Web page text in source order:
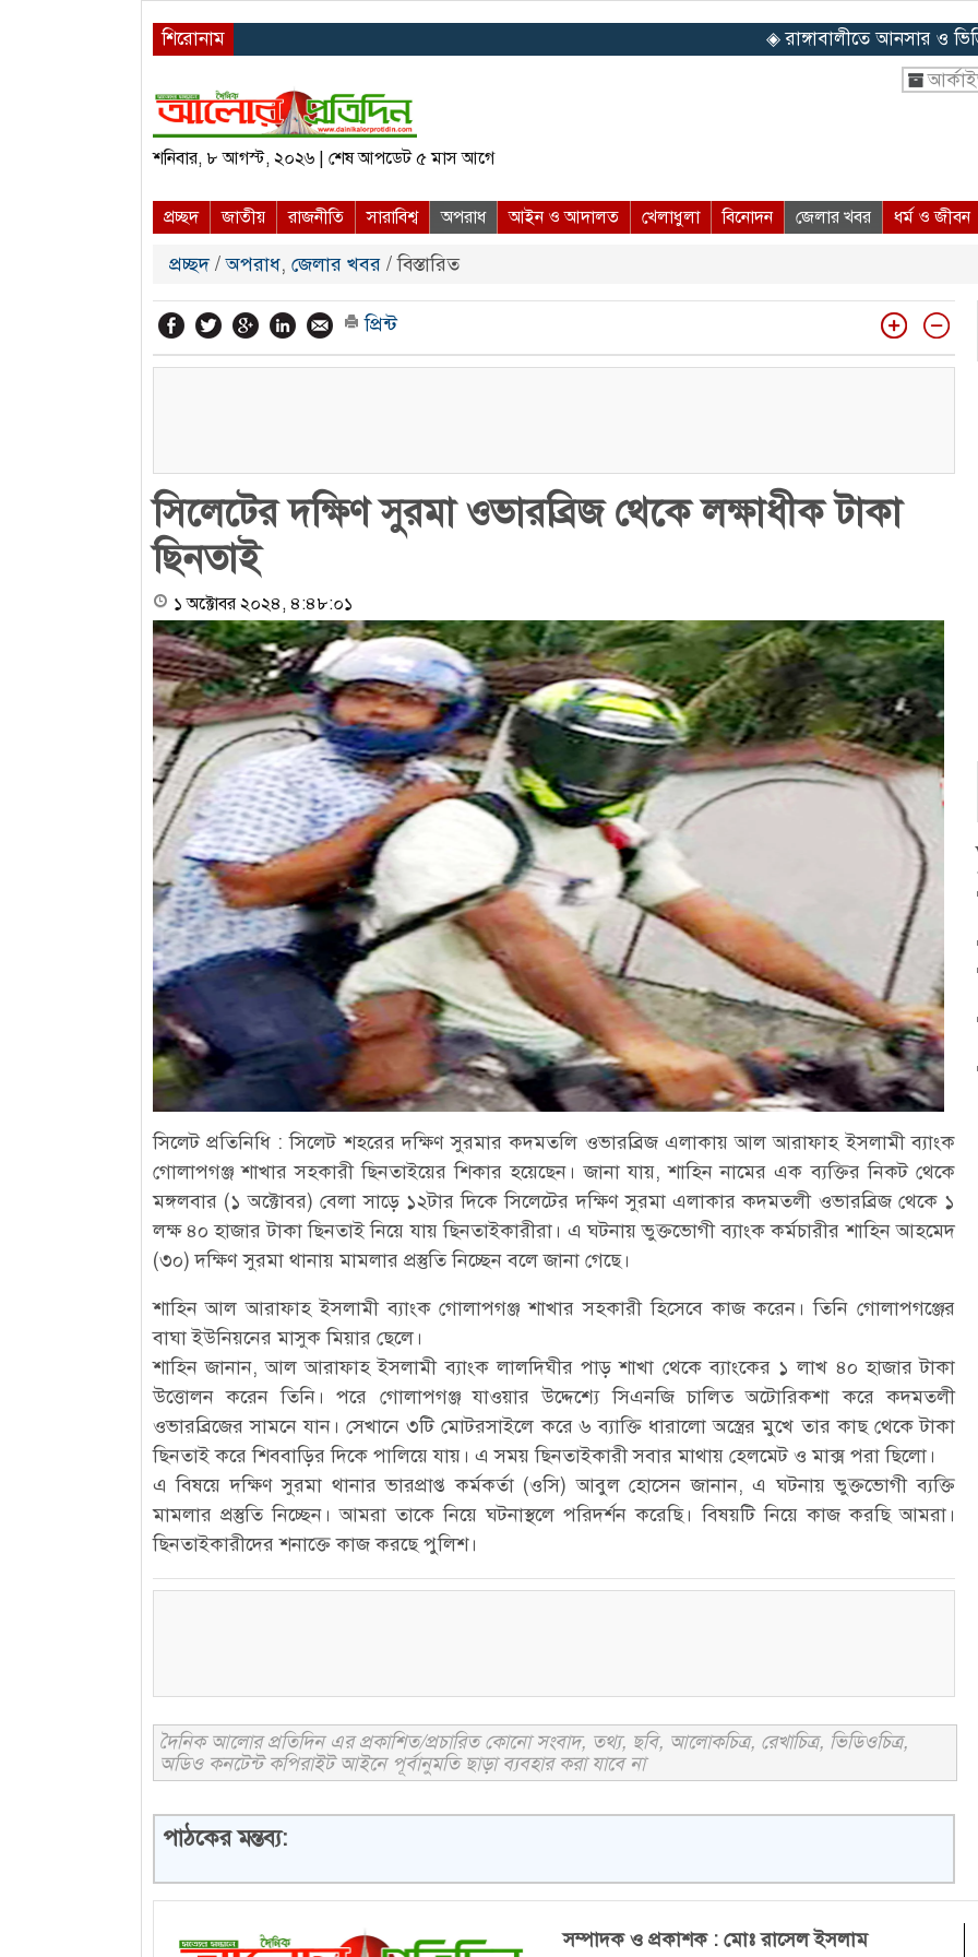
শিরোনাম ◈ রাঙ্গাবালীতে আনসার ও ভিডিপি
শনিবার, ৮ আগস্ট, ২০২৬ | শেষ আপডেট ৫ মাস আগে
প্রচ্ছদ জাতীয় রাজনীতি সারাবিশ্ব অপরাধ আইন ও আদালত খেলাধুলা বিনোদন জেলার খবর ধর্ম ও জীবন
প্রচ্ছদ/অপরাধ, জেলার খবর/ বিস্তারিত
প্রিন্ট
সিলেটের দক্ষিণ সুরমা ওভারব্রিজ থেকে লক্ষাধীক টাকা
ছিনতাই
১ অক্টোবর ২০২৪, ৪:৪৮:০১
সিলেট প্রতিনিধি : সিলেট শহরের দক্ষিণ সুরমার কদমতলি ওভারব্রিজ এলাকায় আল আরাফাহ ইসলামী ব্যাংক
গোলাপগঞ্জ শাখার সহকারী ছিনতাইয়ের শিকার হয়েছেন। জানা যায়, শাহিন নামের এক ব্যক্তির নিকট থেকে
মঙ্গলবার (১ অক্টোবর) বেলা সাড়ে ১২টার দিকে সিলেটের দক্ষিণ সুরমা এলাকার কদমতলী ওভারব্রিজ থেকে ১
লক্ষ ৪০ হাজার টাকা ছিনতাই নিয়ে যায় ছিনতাইকারীরা। এ ঘটনায় ভুক্তভোগী ব্যাংক কর্মচারীর শাহিন আহমেদ
(৩০) দক্ষিণ সুরমা থানায় মামলার প্রস্তুতি নিচ্ছেন বলে জানা গেছে।
শাহিন আল আরাফাহ ইসলামী ব্যাংক গোলাপগঞ্জ শাখার সহকারী হিসেবে কাজ করেন। তিনি গোলাপগঞ্জের
বাঘা ইউনিয়নের মাসুক মিয়ার ছেলে।
শাহিন জানান, আল আরাফাহ ইসলামী ব্যাংক লালদিঘীর পাড় শাখা থেকে ব্যাংকের ১ লাখ ৪০ হাজার টাকা
উত্তোলন করেন তিনি। পরে গোলাপগঞ্জ যাওয়ার উদ্দেশ্যে সিএনজি চালিত অটোরিকশা করে কদমতলী
ওভারব্রিজের সামনে যান। সেখানে ৩টি মোটরসাইলে করে ৬ ব্যাক্তি ধারালো অস্ত্রের মুখে তার কাছ থেকে টাকা
ছিনতাই করে শিববাড়ির দিকে পালিয়ে যায়। এ সময় ছিনতাইকারী সবার মাথায় হেলমেট ও মাক্স পরা ছিলো।
এ বিষয়ে দক্ষিণ সুরমা থানার ভারপ্রাপ্ত কর্মকর্তা (ওসি) আবুল হোসেন জানান, এ ঘটনায় ভুক্তভোগী ব্যক্তি
মামলার প্রস্তুতি নিচ্ছেন। আমরা তাকে নিয়ে ঘটনাস্থলে পরিদর্শন করেছি। বিষয়টি নিয়ে কাজ করছি আমরা।
ছিনতাইকারীদের শনাক্তে কাজ করছে পুলিশ।
দৈনিক আলোর প্রতিদিন এর প্রকাশিত/প্রচারিত কোনো সংবাদ, তথ্য, ছবি, আলোকচিত্র, রেখাচিত্র, ভিডিওচিত্র,
অডিও কনটেন্ট কপিরাইট আইনে পূর্বানুমতি ছাড়া ব্যবহার করা যাবে না
পাঠকের মন্তব্য:
সম্পাদক ও প্রকাশক : মোঃ রাসেল ইসলাম